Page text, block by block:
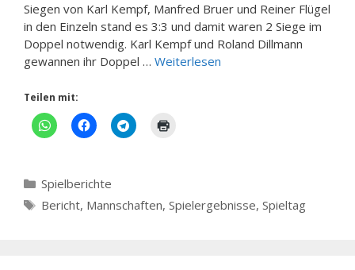
Siegen von Karl Kempf, Manfred Bruer und Reiner Flügel
in den Einzeln stand es 3:3 und damit waren 2 Siege im
Doppel notwendig. Karl Kempf und Roland Dillmann
gewannen ihr Doppel … Weiterlesen
Teilen mit:
Kategorien
Spielberichte
Schlagwörter
Bericht, Mannschaften, Spielergebnisse, Spieltag